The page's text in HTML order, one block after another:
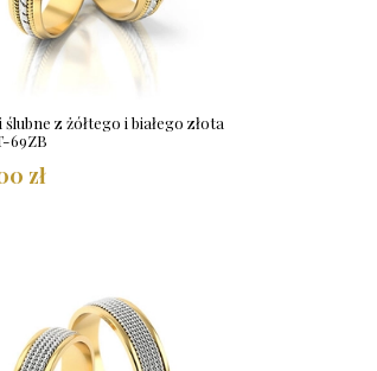
z żółtego i białego złota
69ZB
zł